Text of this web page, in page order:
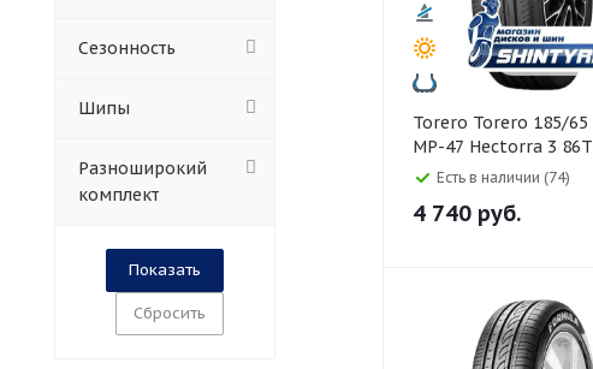
Torero Torero 185/65 R14
MP-47 Hectorra 3 86T
Есть в наличии (74)
4 740 руб.
Сезонность
Шипы
Разноширокий
комплект
Сбросить